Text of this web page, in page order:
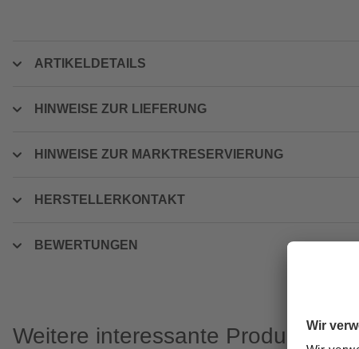
ARTIKELDETAILS
HINWEISE ZUR LIEFERUNG
HINWEISE ZUR MARKTRESERVIERUNG
HERSTELLERKONTAKT
BEWERTUNGEN
Weitere interessante Produkte